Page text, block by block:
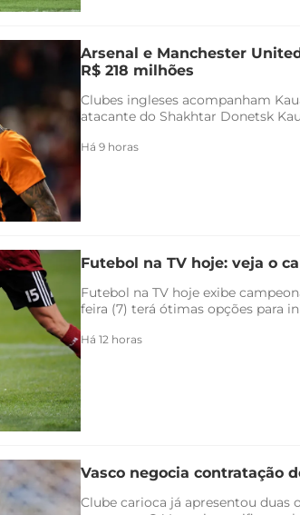
Arsenal e Manchester
R$ 218 milhões
Clubes ingleses acompanham
atacante do Shakhtar Donetsk
Há 9 horas
Futebol na TV hoje: veja o
Futebol na TV hoje exibe
feira (7) terá ótimas opções para
Há 12 horas
Vasco negocia contratação
Clube carioca já apresentou duas